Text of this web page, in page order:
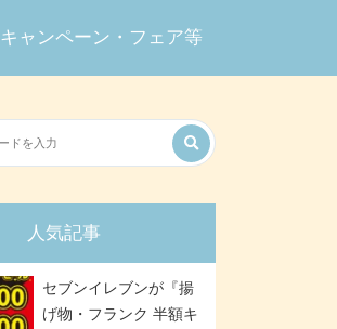
キャンペーン・フェア等
人気記事
セブンイレブンが『揚
げ物・フランク 半額キ